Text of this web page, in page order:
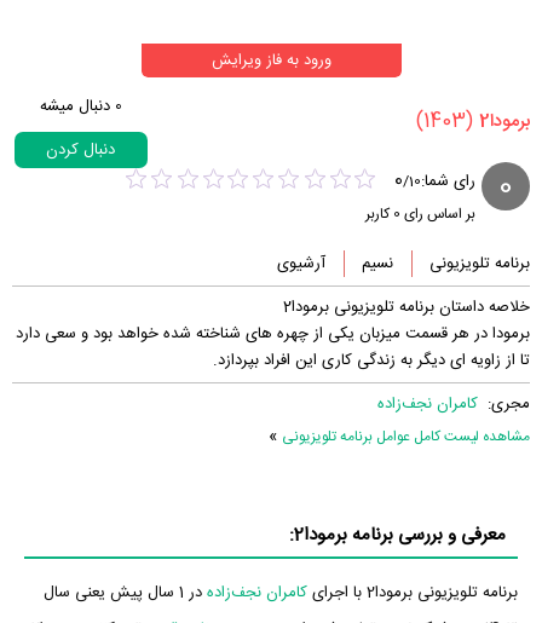
ورود به فاز ویرایش
‏برمودا2‏ (1403)
0 دنبال میشه
دنبال کردن
0 رای شما: 0/10
بر اساس رای 0کاربر
برنامه تلویزیونی نسیم
آرشیوی
خلاصه داستان برنامه تلویزیونی برمودا2
برمودا در هر قسمت میزبان یکی از چهره های شناخته شده خواهد بود و سعی دارد
تا از زاویه ای دیگر به زندگی کاری این افراد بپردازد.
مجری: کامران نجف‌زاده
مشاهده لیست کامل عوامل برنامه تلویزیونی »
معرفی و بررسی برنامه برمودا2:
برنامه تلویزیونی برمودا2 با اجرای کامران نجف‌زاده
در 1 سال پیش یعنی سال